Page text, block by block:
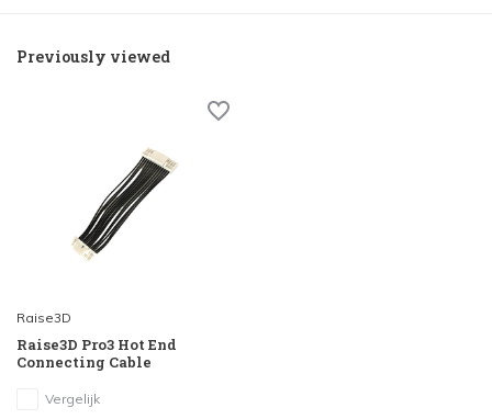
Previously viewed
Raise3D
Raise3D Pro3 Hot End
Connecting Cable
Vergelijk